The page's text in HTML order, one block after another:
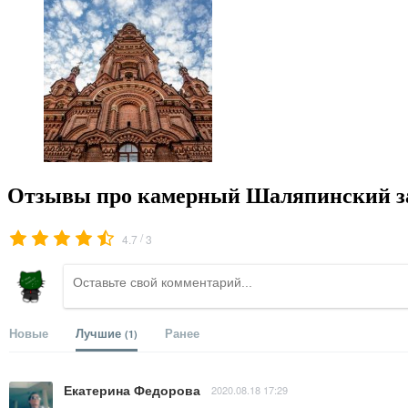
Отзывы про камерный Шаляпинский
4.7 /3
Новые Лучшие (1) Ранее
Екатерина Федорова 2020.08.18 17:29